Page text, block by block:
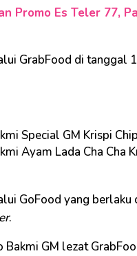
Promo Es Teler 77,
GrabFood di tanggal
Special GM Krispi
Ayam Lada Cha Cha
GoFood yang
.
GM lezat